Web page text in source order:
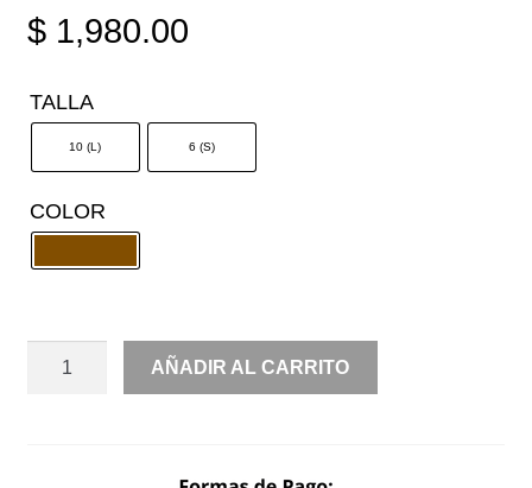
$1,980.00
TALLA
10 (L) 6 (S)
COLOR
STRAPPLE
DRAPEADO
AÑADIR AL CARRITO